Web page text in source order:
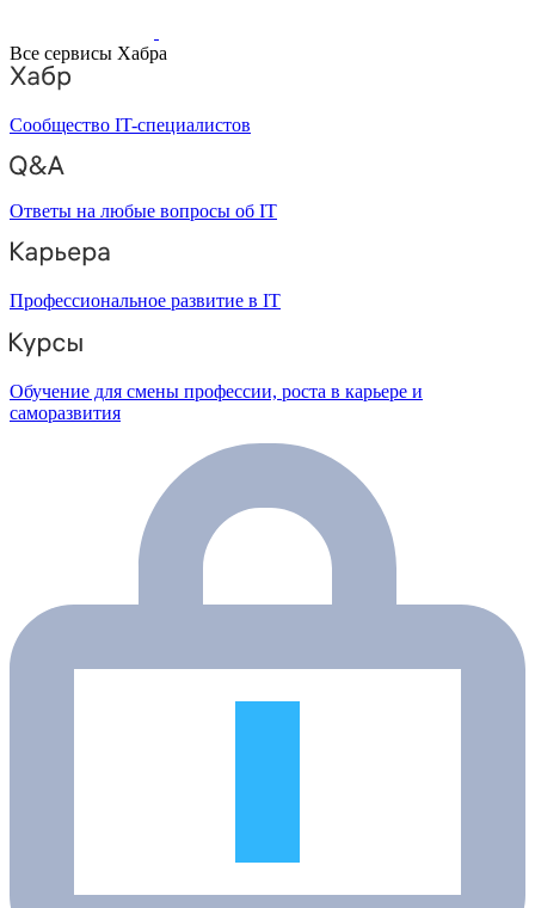
Все сервисы Хабра
Сообщество IT-специалистов
Ответы на любые вопросы об IT
Профессиональное развитие в IT
Обучение для смены профессии, роста в карьере и
саморазвития